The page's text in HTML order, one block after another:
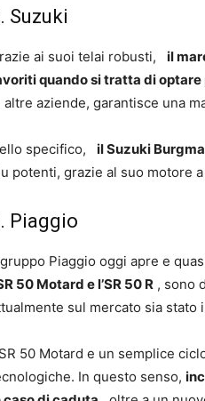
Suzuki
ai suoi telai robusti, il
quando si tratta di optare
altre aziende, garantisce una
specifico, il Suzuki
potenti, grazie al suo motore
Piaggio
Piaggio oggi apre e
50 Motard e l’SR 50 R , sono
sul mercato sia stato
50 Motard e un semplice
In questo senso,